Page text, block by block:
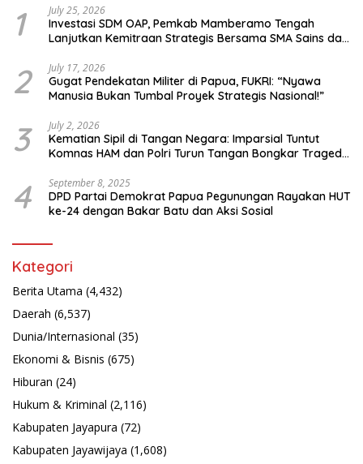
1 July 25, 2026
Investasi SDM OAP, Pemkab Mamberamo Tengah
Lanjutkan Kemitraan Strategis Bersama SMA Sains dan
2 July 17, 2026
Gugat Pendekatan Militer di Papua, FUKRI: “Nyawa
Manusia Bukan Tumbal Proyek Strategis Nasional!”
3 July 2, 2026
Kematian Sipil di Tangan Negara: Imparsial Tuntut
Komnas HAM dan Polri Turun Tangan Bongkar Tragedi
4 September 8, 2025
DPD Partai Demokrat Papua Pegunungan Rayakan HUT
ke-24 dengan Bakar Batu dan Aksi Sosial
Kategori
Berita Utama (4,432)
Daerah (6,537)
Dunia/Internasional (35)
Ekonomi & Bisnis (675)
Hiburan (24)
Hukum & Kriminal (2,116)
Kabupaten Jayapura (72)
Kabupaten Jayawijaya (1,608)